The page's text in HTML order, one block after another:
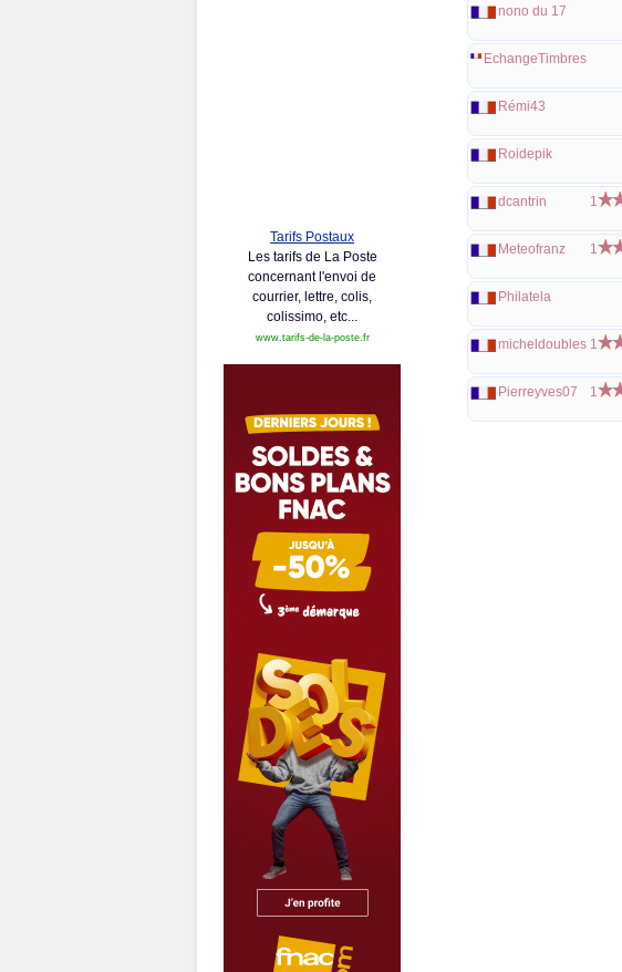
Tarifs Postaux
Les tarifs de La Poste
concernant l'envoi de
courrier, lettre, colis,
colissimo, etc...
www.tarifs-de-la-poste.fr
nono du 17
EchangeTimbres
Rémi43
Roidepik
dcantrin 1
Meteofranz 1
Philatela
micheldoubles 1
Pierreyves07 1